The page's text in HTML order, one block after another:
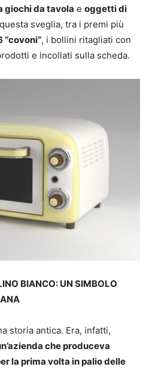
giochi da tavola e oggetti di
sveglia, tra i premi più
“covoni”, i bollini ritagliati con
e incollati sulla scheda.
BIANCO: UN SIMBOLO
storia antica. Era, infatti,
che produceva
la prima volta in palio delle